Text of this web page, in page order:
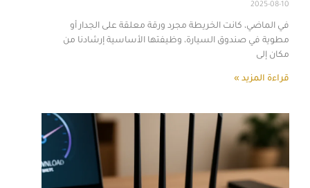
2025-08-10
في الماضي، كانت الخريطة مجرد ورقة معلقة على الجدار أو
مطوية في صندوق السيارة، وظيفتها الأساسية إرشادنا من
مكان إلى
قراءة المزيد »